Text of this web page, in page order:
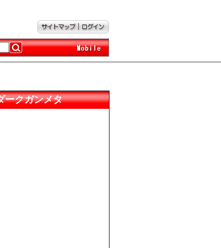
ークガンメタ